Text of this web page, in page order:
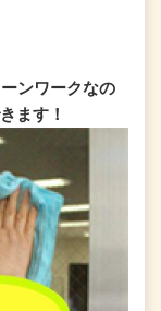
ンワークなの
ます！